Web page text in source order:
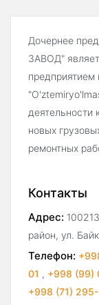
Дочернее
ЗАВОД"
предприятием
деятельности
новых
ремонтных
Контакты
Адрес:
район, ул.
Телефон:
01 , +998 (99)
+998 (71)